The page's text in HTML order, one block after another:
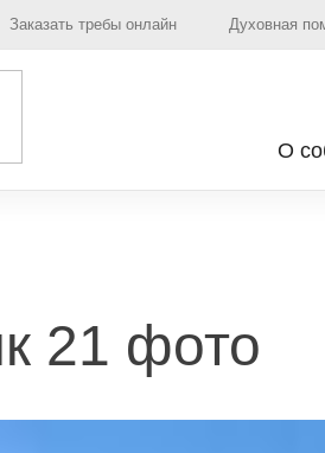
Заказать требы онлайн Духовная
О
21 фото